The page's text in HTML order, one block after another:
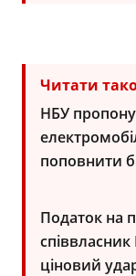
Читати
НБУ
поповнити
Податок на
ціновий